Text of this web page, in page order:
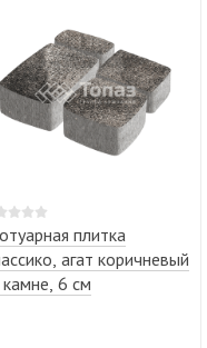
плитка
агат коричневый
6 см